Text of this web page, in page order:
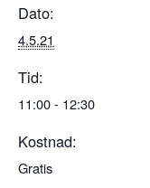
Dato:
4.5.21
Tid:
11:00 - 12:30
Kostnad:
Gratis